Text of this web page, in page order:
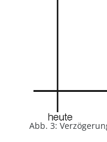
Abb. 3: